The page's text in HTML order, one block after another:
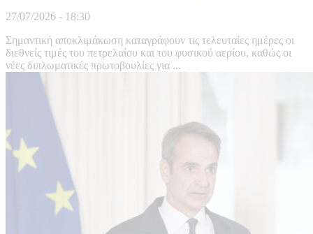
27/07/2026 - 18:30
Σημαντική αποκλιμάκωση καταγράφουν τις τελευταίες ημέρες οι
διεθνείς τιμές του πετρελαίου και του φυσικού αερίου, καθώς οι
νέες διπλωματικές πρωτοβουλίες για ...